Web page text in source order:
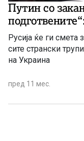
Путин со
Русија ќе ги
сите странски
на Украина
пред 11 мес.